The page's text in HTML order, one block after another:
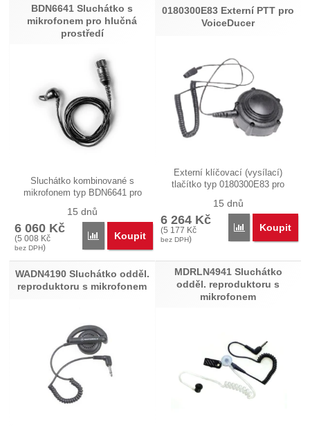
Nebyla přidána žádná recenze.
BDN6641 Sluchátko s
mikrofonem pro hlučná
prostředí
Sluchátko kombinované s
mikrofonem typ BDN6641 pro
15 dnů
6 060 Kč
(5 008 Kč
bez DPH)
Porovnat
Koupit
0180300E83 Externí PTT pro
VoiceDucer
Externí klíčovací (vysílací)
tlačítko typ 0180300E83 pro
15 dnů
6 264 Kč
(5 177 Kč
bez DPH)
Porovnat
Koupit
WADN4190 Sluchátko odděl.
reproduktoru s mikrofonem
MDRLN4941 Sluchátko
odděl. reproduktoru s
mikrofonem